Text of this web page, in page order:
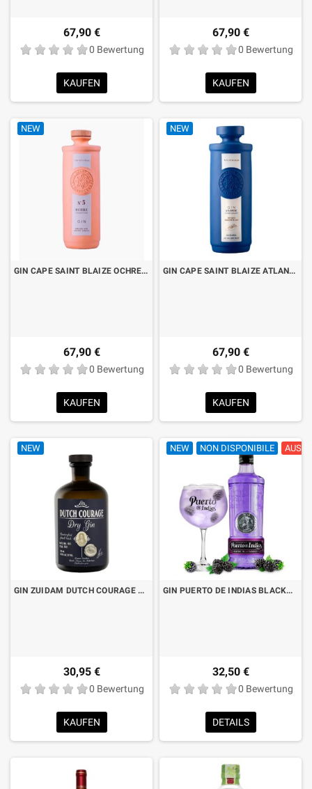
67,90 €
0 Bewertung
KAUFEN
67,90 €
0 Bewertung
KAUFEN
NEW
GIN CAPE SAINT BLAIZE OCHRE N°5 CL.70 LIMITED EDITION
67,90 €
0 Bewertung
KAUFEN
NEW
GIN CAPE SAINT BLAIZE ATLANTIC NAVY STENGTH CL.70 LIMITED EDITION
67,90 €
0 Bewertung
KAUFEN
NEW
GIN ZUIDAM DUTCH COURAGE CL.70
30,95 €
0 Bewertung
KAUFEN
NEW NON DISPONIBILE
GIN PUERTO DE INDIAS BLACKBERRY LT.1 "FORMATO RISPARMIO"
32,50 €
0 Bewertung
DETAILS